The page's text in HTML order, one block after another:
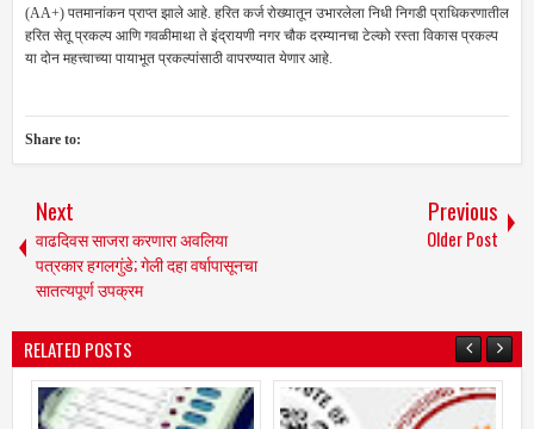
(AA+) पतमानांकन प्राप्त झाले आहे. हरित कर्ज रोख्यातून उभारलेला निधी निगडी प्राधिकरणातील
हरित सेतू प्रकल्प आणि गवळीमाथा ते इंद्रायणी नगर चौक दरम्यानचा टेल्को रस्ता विकास प्रकल्प
या दोन महत्त्वाच्या पायाभूत प्रकल्पांसाठी वापरण्यात येणार आहे.
Share to:
Next
वाढदिवस साजरा करणारा अवलिया
पत्रकार हगलगुंडे; गेली दहा वर्षापासूनचा
सातत्यपूर्ण उपक्रम
Previous
Older Post
RELATED POSTS